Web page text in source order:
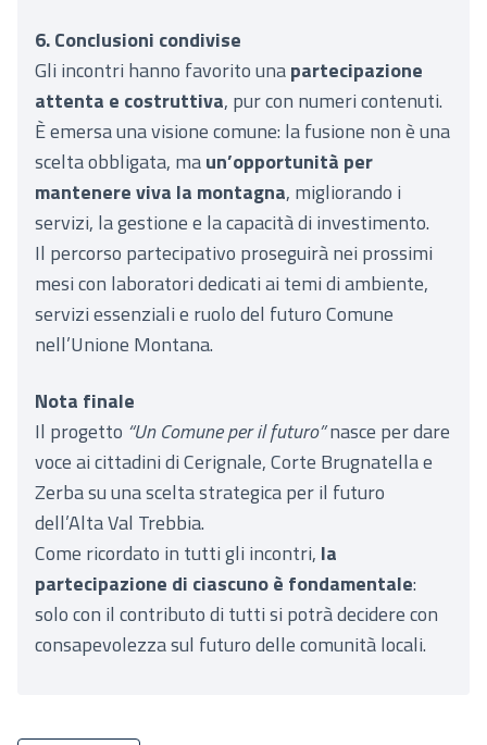
6. Conclusioni condivise
Gli incontri hanno favorito unapartecipazione
attenta e costruttiva, pur con numeri contenuti.
È emersa una visione comune: la fusione non è una
scelta obbligata, maun’opportunità per
mantenere viva la montagna, migliorando i
servizi, la gestione e la capacità di investimento.
Il percorso partecipativo proseguirà nei prossimi
mesi con laboratori dedicati ai temi di ambiente,
servizi essenziali e ruolo del futuro Comune
nell’Unione Montana.
Nota finale
Il progetto “Un Comune per il futuro”nasce per dare
voce ai cittadini di Cerignale, Corte Brugnatella e
Zerba su una scelta strategica per il futuro
dell’Alta Val Trebbia.
Come ricordato in tutti gli incontri, la
partecipazione di ciascuno è fondamentale:
solo con il contributo di tutti si potrà decidere con
consapevolezza sul futuro delle comunità locali.